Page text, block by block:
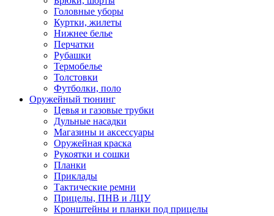
Головные уборы
Куртки, жилеты
Нижнее белье
Перчатки
Рубашки
Термобелье
Толстовки
Футболки, поло
Оружейный тюнинг
Цевья и газовые трубки
Дульные насадки
Магазины и аксессуары
Оружейная краска
Рукоятки и сошки
Планки
Приклады
Тактические ремни
Прицелы, ПНВ и ЛЦУ
Кронштейны и планки под прицелы